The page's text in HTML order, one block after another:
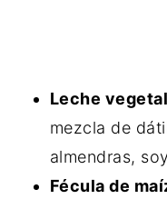
Leche vegetal
mezcla de
almendras,
Fécula de